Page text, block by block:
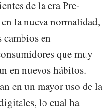
de la era Pre-
la nueva normalidad,
cambios en
que muy
en nuevos hábitos.
en un mayor uso de la
lo cual ha